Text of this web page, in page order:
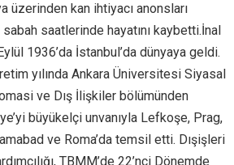
üzerinden kan ihtiyacı anonsları
sabah saatlerinde hayatını kaybetti.İnal
1936’da İstanbul’da dünyaya geldi.
yılında Ankara Üniversitesi Siyasal
ve Dış İlişkiler bölümünden
büyükelçi unvanıyla Lefkoşe, Prag,
ve Roma’da temsil etti. Dışişleri
TBMM’de 22’nci Dönemde